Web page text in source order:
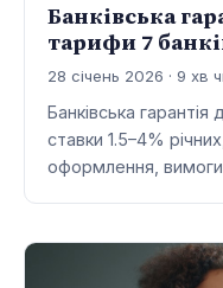
Банківська
тарифи 7
28 січень 2026 · 9 хв
Банківська
ставки 1.5–4%
оформлення, вимоги